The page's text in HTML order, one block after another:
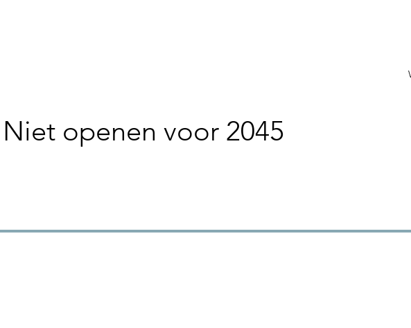
Niet openen voor 2045